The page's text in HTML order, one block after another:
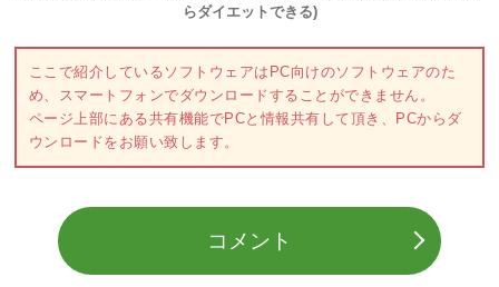
らダイエットできる)
ここで紹介しているソフトウェアはPC向けのソフトウェアのた
め、スマートフォンでダウンロードすることができません。
ページ上部にある共有機能でPCと情報共有して頂き、PCからダ
ウンロードをお願い致します。
コメント